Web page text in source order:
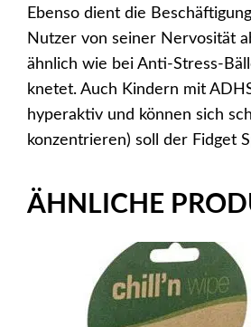
Ebenso dient die
Nutzer von seiner Nervosität
ähnlich wie bei Anti-Stress-
knetet. Auch Kindern mit
hyperaktiv und können sich
konzentrieren) soll der Fidget
ÄHNLICHE